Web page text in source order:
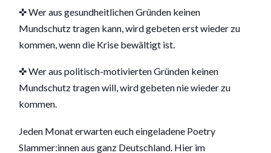
✜ Wer aus gesundheitlichen Gründen keinen
Mundschutz tragen kann, wird gebeten erst wieder zu
kommen, wenn die Krise bewältigt ist.
✜ Wer aus politisch-motivierten Gründen keinen
Mundschutz tragen will, wird gebeten nie wieder zu
kommen.
Jeden Monat erwarten euch eingeladene Poetry
Slammer:innen aus ganz Deutschland. Hier im